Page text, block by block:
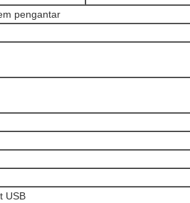
pengantar
USB